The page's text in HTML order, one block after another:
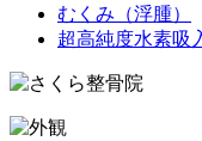
むくみ（浮腫）
超高純度水素吸